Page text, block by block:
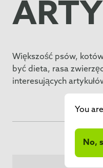
Większość psów,
być dieta, rasa
interesujących
You
No,